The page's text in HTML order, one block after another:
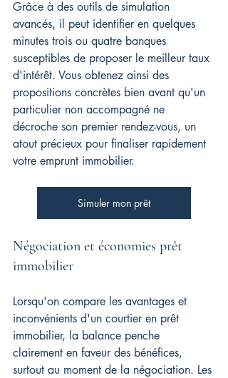
Grâce à des outils de simulation
avancés, il peut identifier en quelques
minutes trois ou quatre banques
susceptibles de proposer le meilleur taux
d'intérêt. Vous obtenez ainsi des
propositions concrètes bien avant qu'un
particulier non accompagné ne
décroche son premier rendez-vous, un
atout précieux pour finaliser rapidement
votre emprunt immobilier.
Simuler mon prêt
Négociation et économies prêt
immobilier
Lorsqu'on compare les avantages et
inconvénients d'un courtier en prêt
immobilier, la balance penche
clairement en faveur des bénéfices,
surtout au moment de la négociation. Les